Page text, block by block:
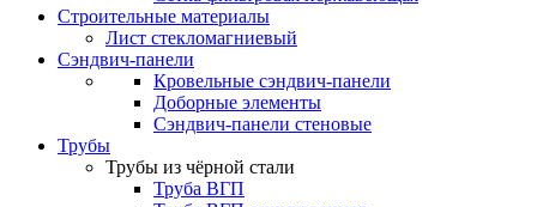
Строительные материалы
Лист стекломагниевый
Сэндвич-панели
Кровельные сэндвич-панели
Доборные элементы
Сэндвич-панели стеновые
Трубы
Трубы из чёрной стали
Труба ВГП